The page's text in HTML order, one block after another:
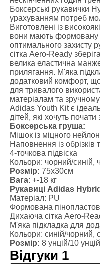
Боксерські рукавички
урахуванням потреб
Виготовлені із
вони мають формовану
оптимального захисту
сітка Aero-Ready
велика еластична
прилягання. М'яка
додатковий комфорт,
для тривалого
матеріалам та зручному
Adidas Youth Kit є
дітей, які хочуть
Боксерська груша:
Мішок із міцного
Наповнення із
4-точкова підвіска
Кольори: чорний/синій,
Розмір: 75x30см
Вага: +-18 кг
Рукавиці Adidas
Матеріал: PU
Формована
Дихаюча сітка Aero-
М'яка підкладка для
Кольори: синій/чорний,
Розмір: 8 унцій/10 унцій
Відгуки 1